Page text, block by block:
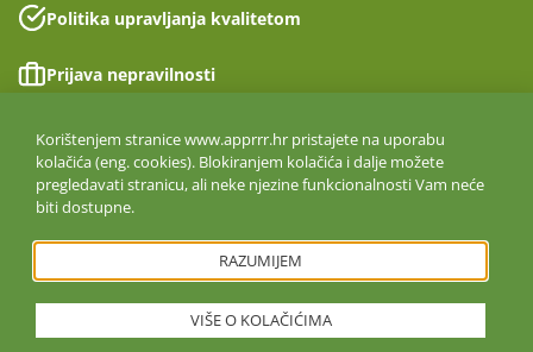
Politika upravljanja kvalitetom
Prijava nepravilnosti
Izjava o pristupačnosti
Politika informacijske sigurnosti
ISO 27001:2022
Copyright © 2026. Agencija za plaćanja u poljoprivredi, ribarstvu i
ruralnom razvoju
Korištenjem stranice www.apprrr.hr pristajete na uporabu
kolačića (eng. cookies). Blokiranjem kolačića i dalje možete
pregledavati stranicu, ali neke njezine funkcionalnosti Vam neće
biti dostupne.
RAZUMIJEM
VIŠE O KOLAČIĆIMA